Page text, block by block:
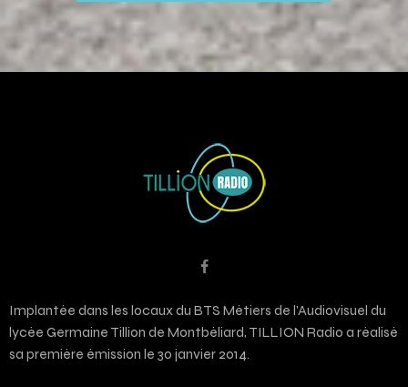
Implantée dans les locaux du BTS Métiers de l’Audiovisuel du
lycée Germaine Tillion de Montbéliard, TILLION Radio a réalisé
sa première émission le 30 janvier 2014.